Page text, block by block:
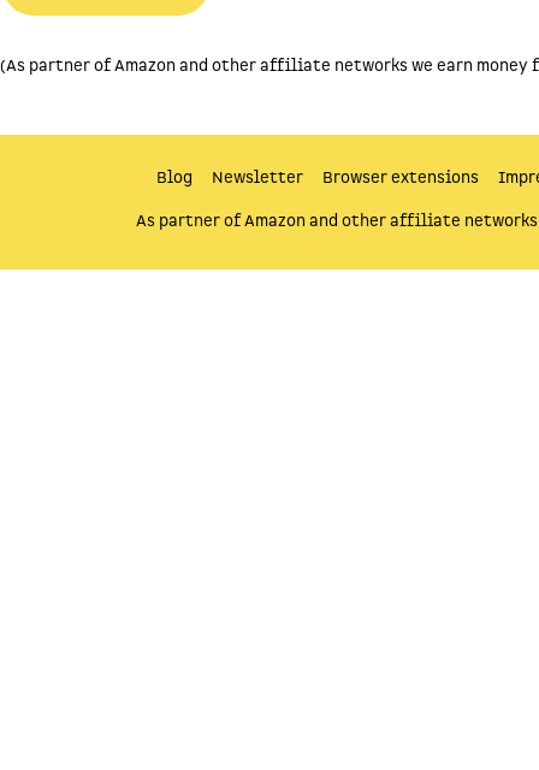
(As partner of Amazon and other affiliate networks we earn money
Blog Newsletter Browser extensions
As partner of Amazon and other affiliate